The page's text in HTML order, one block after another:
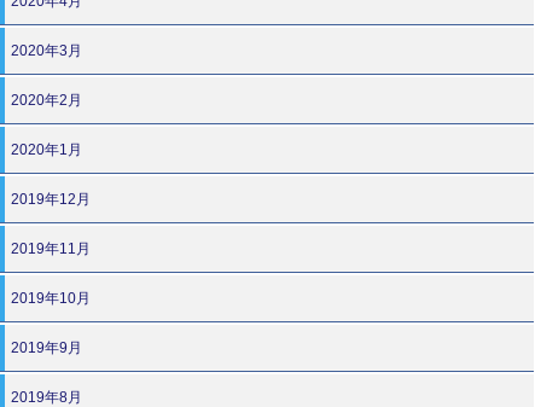
2020年3月
2020年2月
2020年1月
2019年12月
2019年11月
2019年10月
2019年9月
2019年8月